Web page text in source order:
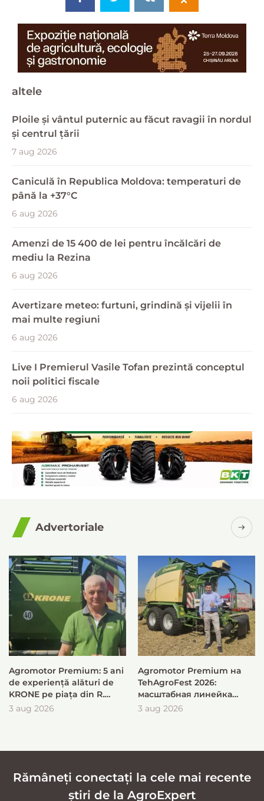
altele
Ploile și vântul puternic au făcut ravagii în nordul
și centrul țării
7 aug 2026
Caniculă în Republica Moldova: temperaturi de
până la +37°C
6 aug 2026
Amenzi de 15 400 de lei pentru încălcări de
mediu la Rezina
6 aug 2026
Avertizare meteo: furtuni, grindină și vijelii în
mai multe regiuni
6 aug 2026
Live I Premierul Vasile Tofan prezintă conceptul
noii politici fiscale
6 aug 2026
Advertoriale
Agromotor Premium: 5 ani
de experiență alături de
KRONE pe piața din R.
Moldova
3 aug 2026
Agromotor Premium на
TehAgroFest 2026:
масштабная линейка
KRONE для быстрой и
3 aug 2026
Rămâneți conectați la cele mai recente
știri de la AgroExpert